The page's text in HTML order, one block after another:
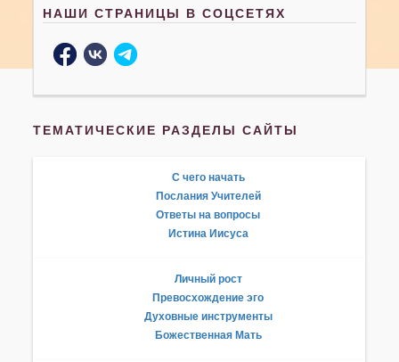
НАШИ СТРАНИЦЫ В СОЦСЕТЯХ
ТЕМАТИЧЕСКИЕ РАЗДЕЛЫ САЙТЫ
С чего начать
Послания Учителей
Ответы на вопросы
Истина Иисуса
Личный рост
Превосхождение эго
Духовные инструменты
Божественная Мать